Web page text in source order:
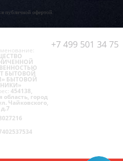
публичной офертой.
+7 499 501 34 75
БЫТОВОЙ
БЫТОВОЙ
454138,
область, город
Чайковского,
д.7